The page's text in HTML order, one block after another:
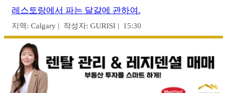
레스토랑에서 파는 달걀에 관하여.
지역: Calgary | 작성자: GURISI | 15:30